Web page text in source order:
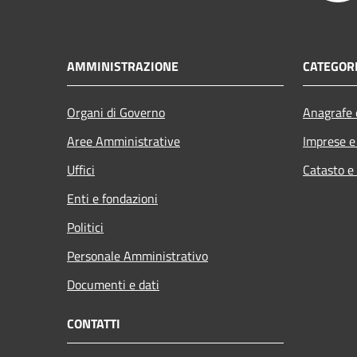
AMMINISTRAZIONE
Organi di Governo
Aree Amministrative
Uffici
Enti e fondazioni
Politici
Personale Amministrativo
Documenti e dati
Imprese
Catasto
CONTATTI